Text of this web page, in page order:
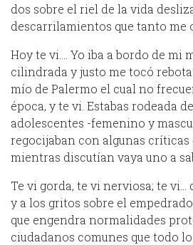
dos sobre el riel de la vida
descarrilamientos que tanto me
Hoy te vi…. Yo iba a bordo de mi
cilindrada y justo me tocó
mío de Palermo el cual no
época, y te vi. Estabas rodeada
adolescentes -femenino y
regocijaban con algunas críticas
mientras discutían vaya uno a
Te vi gorda, te vi nerviosa; te vi…
y a los gritos sobre el
que engendra normalidades
ciudadanos comunes que todo